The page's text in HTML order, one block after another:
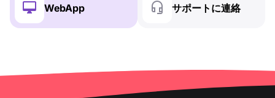
WebApp サポートに連絡